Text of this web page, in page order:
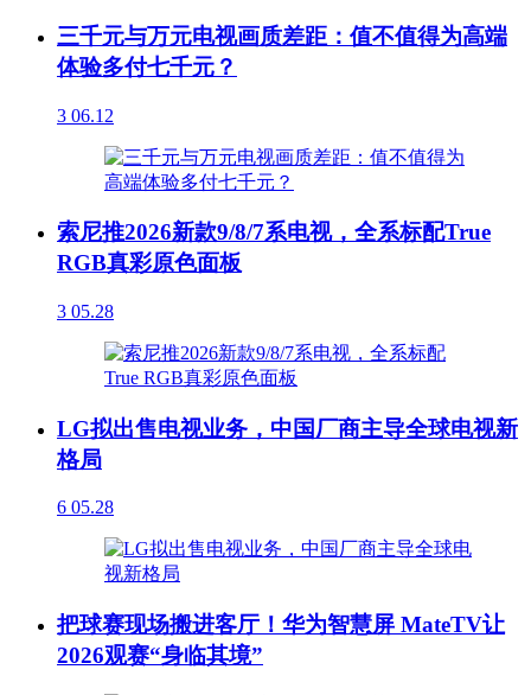
三千元与万元电视画质差距：值不值得为高端
体验多付七千元？
3 06.12
索尼推2026新款9/8/7系电视，全系标配True
RGB真彩原色面板
3 05.28
LG拟出售电视业务，中国厂商主导全球电视新
格局
6 05.28
把球赛现场搬进客厅！华为智慧屏 MateTV让
2026观赛“身临其境”